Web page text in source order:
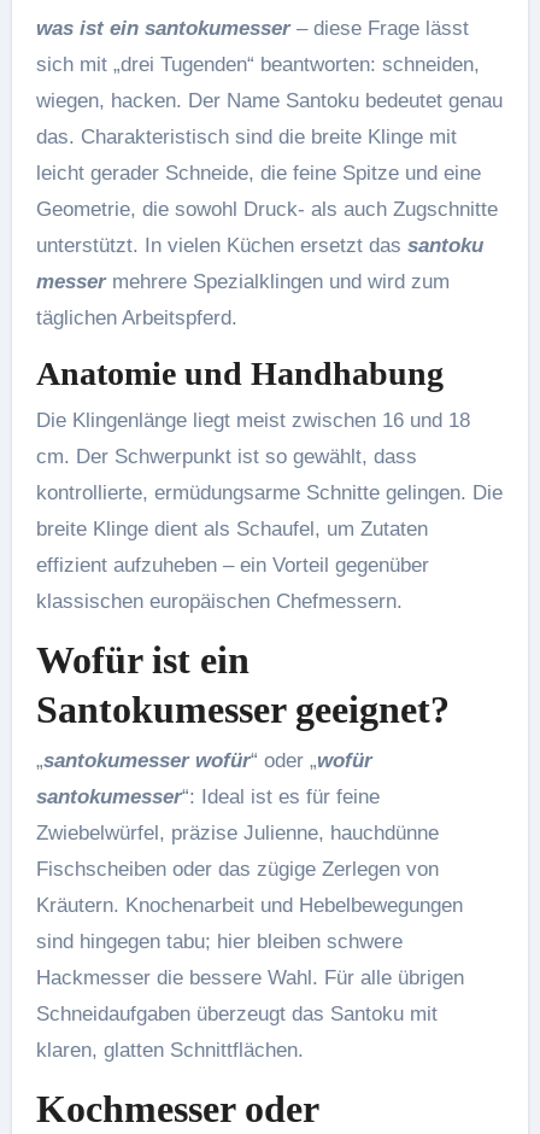
was ist ein santokumesser– diese Frage lässt
sich mit „drei Tugenden“ beantworten: schneiden,
wiegen, hacken. Der Name Santoku bedeutet genau
das. Charakteristisch sind die breite Klinge mit
leicht gerader Schneide, die feine Spitze und eine
Geometrie, die sowohl Druck- als auch Zugschnitte
unterstützt. In vielen Küchen ersetzt das santoku
messermehrere Spezialklingen und wird zum
täglichen Arbeitspferd.
Anatomie und Handhabung
Die Klingenlänge liegt meist zwischen 16 und 18
cm. Der Schwerpunkt ist so gewählt, dass
kontrollierte, ermüdungsarme Schnitte gelingen. Die
breite Klinge dient als Schaufel, um Zutaten
effizient aufzuheben – ein Vorteil gegenüber
klassischen europäischen Chefmessern.
Wofür ist ein
Santokumesser geeignet?
„santokumesser wofür“ oder „wofür
santokumesser“: Ideal ist es für feine
Zwiebelwürfel, präzise Julienne, hauchdünne
Fischscheiben oder das zügige Zerlegen von
Kräutern. Knochenarbeit und Hebelbewegungen
sind hingegen tabu; hier bleiben schwere
Hackmesser die bessere Wahl. Für alle übrigen
Schneidaufgaben überzeugt das Santoku mit
klaren, glatten Schnittflächen.
Kochmesser oder